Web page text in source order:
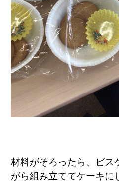
材料がそろったら、ビス
がら組み立ててケーキに